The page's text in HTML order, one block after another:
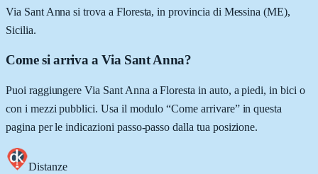
Via Sant Anna si trova a Floresta, in provincia di Messina (ME),
Sicilia.
Come si arriva a Via Sant Anna?
Puoi raggiungere Via Sant Anna a Floresta in auto, a piedi, in bici o
con i mezzi pubblici. Usa il modulo “Come arrivare” in questa
pagina per le indicazioni passo-passo dalla tua posizione.
Distanze